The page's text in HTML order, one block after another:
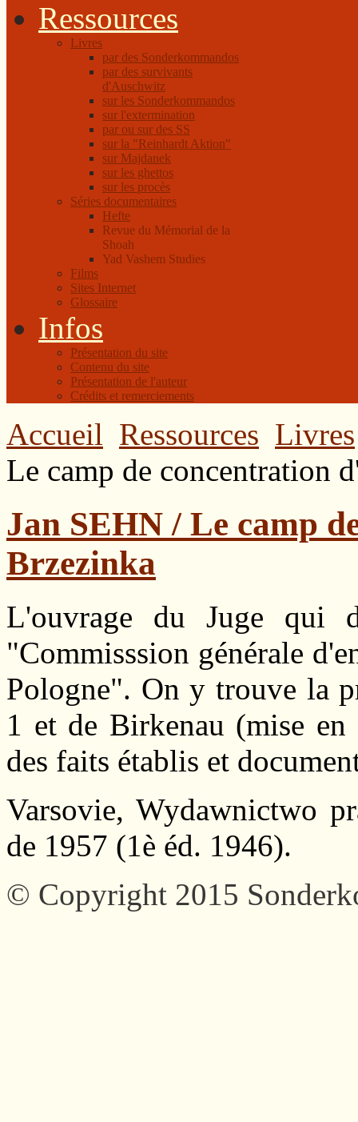
Ressources
Livres
par des Sonderkommandos
par des survivants
d'Auschwitz
sur les Sonderkommandos
sur l'extermination
par ou sur des SS
sur la "Reinhardt Aktion"
sur Majdanek
sur les ghettos
sur les procès
Séries documentaires
Hefte
Revue du Mémorial de la
Shoah
Yad Vashem Studies
Films
Sites Internet
Glossaire
Infos
Présentation du site
Contenu du site
Présentation de l'auteur
Crédits et remerciements
Accueil Ressources Livres
Le camp de concentration
Jan SEHN / Le camp
Brzezinka
L'ouvrage du Juge qui
"Commisssion générale
Pologne". On y trouve la
1 et de Birkenau (mise
des faits établis et
Varsovie, Wydawnictwo
de 1957 (1è éd. 1946).
© Copyright 2015